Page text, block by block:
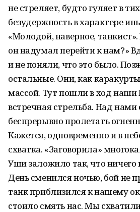
не стреляет, будто гуляет в
безудержность в характере
«Молодой, наверное,
он надумал перейти к нам?»
и не поняли, что это было.
остальные. Они, как
массой. Тут пошли в ход наши
встречная стрельба. Над нами
беспрерывно пролетать
Кажется, одновременно и в
схватка. «Заговорила»
Уши заложило так, что
День сменился ночью, бой не
танк приблизился к нашему
стоило смять нас. Мы